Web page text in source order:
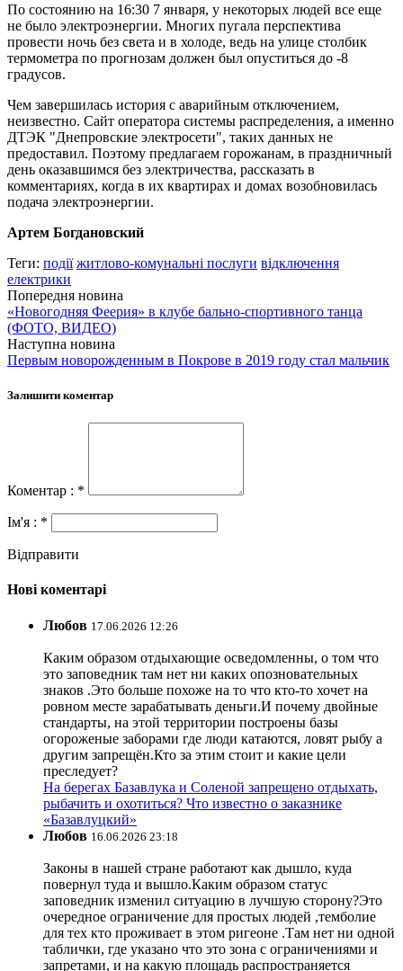
По состоянию на 16:30 7 января, у некоторых людей все еще
не было электроэнергии. Многих пугала перспектива
провести ночь без света и в холоде, ведь на улице столбик
термометра по прогнозам должен был опуститься до -8
градусов.
Чем завершилась история с аварийным отключением,
неизвестно. Сайт оператора системы распределения, а именно
ДТЭК "Днепровские электросети", таких данных не
предоставил. Поэтому предлагаем горожанам, в праздничный
день оказавшимся без электричества, рассказать в
комментариях, когда в их квартирах и домах возобновилась
подача электроэнергии.
Артем Богдановский
Теги: події житлово-комунальні послуги відключення
електрики
Попередня новина
«Новогодняя Феерия» в клубе бально-спортивного танца
(ФОТО, ВИДЕО)
Наступна новина
Первым новорожденным в Покрове в 2019 году стал мальчик
Залишити коментар
Коментар : *
Ім'я : *
Відправити
Нові коментарі
Любов 17.06.2026 12:26
Каким образом отдыхающие осведомленны, о том что
это заповедник там нет ни каких опозновательных
знаков .Это больше похоже на то что кто-то хочет на
ровном месте зарабатывать деньги.И почему двойные
стандарты, на этой территории построены базы
огороженые заборами где люди катаются, ловят рыбу а
другим запрещён.Кто за этим стоит и какие цели
преследует?
На берегах Базавлука и Соленой запрещено отдыхать,
рыбачить и охотиться? Что известно о заказнике
«Базавлуцкий»
Любов 16.06.2026 23:18
Законы в нашей стране работают как дышло, куда
повернул туда и вышло.Каким образом статус
заповедник изменил ситуацию в лучшую сторону?Это
очередное ограничение для простых людей ,темболие
для тех кто проживает в этом ригеоне .Там нет ни одной
таблички, где указано что это зона с ограничениями и
запретами, и на какую площадь распространяется